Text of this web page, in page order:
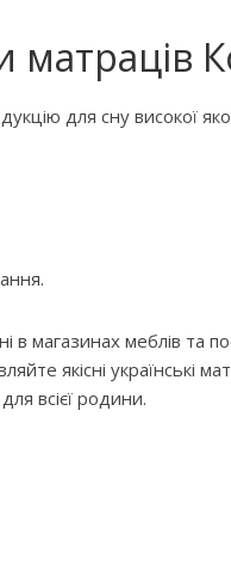
матраців
для сну високої
магазинах меблів та
якісні
всієї родини.